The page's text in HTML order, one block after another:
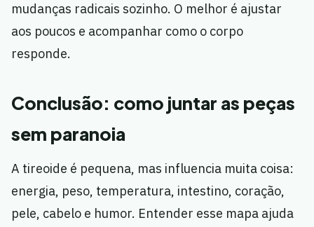
mudanças radicais sozinho. O melhor é ajustar
aos poucos e acompanhar como o corpo
responde.
Conclusão: como juntar as peças
sem paranoia
A tireoide é pequena, mas influencia muita coisa:
energia, peso, temperatura, intestino, coração,
pele, cabelo e humor. Entender esse mapa ajuda